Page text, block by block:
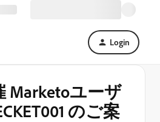
Login
Marketoユーザ
のご案